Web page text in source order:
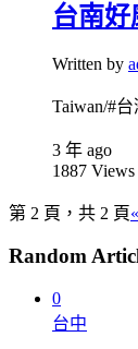
台南
Written by
Taiwan/#
3 年 ago
1887 Views
第 2 頁，共 2 頁«
Random
0
台中